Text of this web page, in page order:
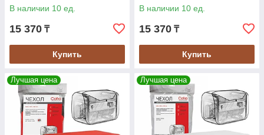
В наличии 10 ед.
15 370 ₸
Купить
В наличии 10 ед.
15 370 ₸
Купить
Лучшая цена Лучшая цена